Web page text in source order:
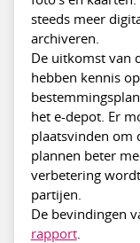
steeds meer
archiveren.
De uitkomst van
hebben kennis
het e-depot. Er
plaatsvinden om
plannen beter
verbetering
partijen.
De bevindingen
rapport.